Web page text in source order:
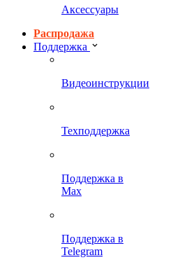
Аксессуары
Распродажа
Поддержка
Видеоинструкции
Техподдержка
Поддержка в
Max
Поддержка в
Telegram